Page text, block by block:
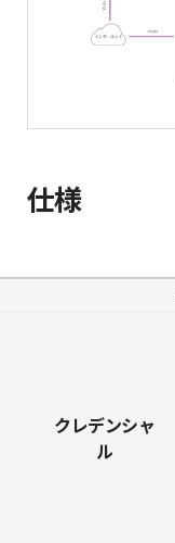
仕様
クレデンシャ
ル